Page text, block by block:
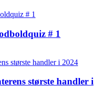
# 1
største handler i